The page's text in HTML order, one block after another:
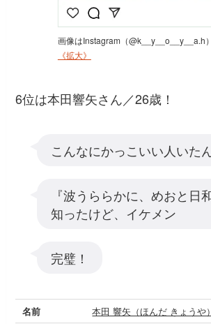
画像はInstagram（@k__y__o__y__a.h
《拡大》
6位は本田響矢さん／26歳！
こんなにかっこいい人いた
『波うららかに、めおと日
知ったけど、イケメン
完璧！
名前 本田 響矢（ほんだ きょうや）